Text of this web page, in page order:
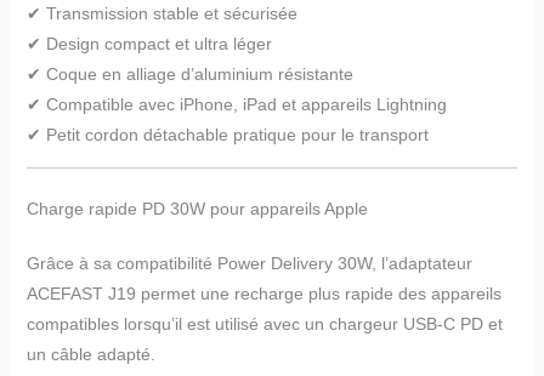
✔ Transmission stable et sécurisée
✔ Design compact et ultra léger
✔ Coque en alliage d’aluminium résistante
✔ Compatible avec iPhone, iPad et appareils Lightning
✔ Petit cordon détachable pratique pour le transport
Charge rapide PD 30W pour appareils Apple
Grâce à sa compatibilité Power Delivery 30W, l’adaptateur
ACEFAST J19 permet une recharge plus rapide des appareils
compatibles lorsqu’il est utilisé avec un chargeur USB-C PD et
un câble adapté.